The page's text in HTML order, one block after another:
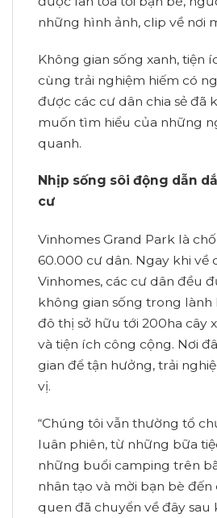
những hình ảnh, clip về nơi
Không gian sống xanh, tiện
cùng trải nghiệm hiếm có
được các cư dân chia sẻ đã
muốn tìm hiểu của những
quanh.
Nhịp sống sôi động dẫn
cư
Vinhomes Grand Park là
60.000 cư dân. Ngay khi về
Vinhomes, các cư dân đều
không gian sống trong lành
đô thị sở hữu tới 200ha cây
và tiện ích công cộng. Nơi
gian để tận hưởng, trải
vị.
“Chúng tôi vẫn thường tổ
luân phiên, từ những bữa
những buổi camping trên
nhân tạo và mời bạn bè
quen đã chuyển về đây sau